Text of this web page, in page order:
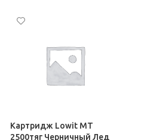
Картридж Lowit МТ
2500тяг Черничный Лед